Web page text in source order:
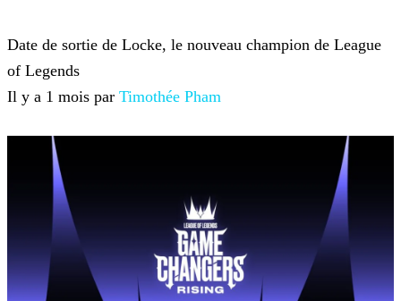
Date de sortie de Locke, le nouveau champion de League
of Legends
Il y a 1 mois par Timothée Pham